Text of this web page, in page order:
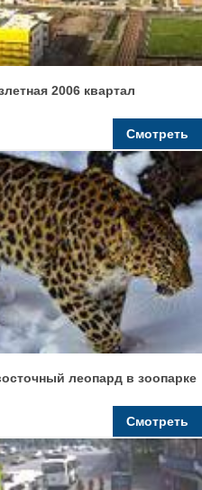
2006 квартал
Смотреть
леопард в зоопарке
Смотреть